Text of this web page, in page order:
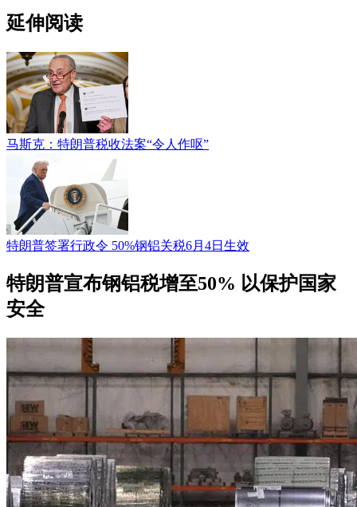
延伸阅读
马斯克：特朗普税收法案“令人作呕”
特朗普签署行政令 50%钢铝关税6月4日生效
特朗普宣布钢铝税增至50% 以保护国家
安全